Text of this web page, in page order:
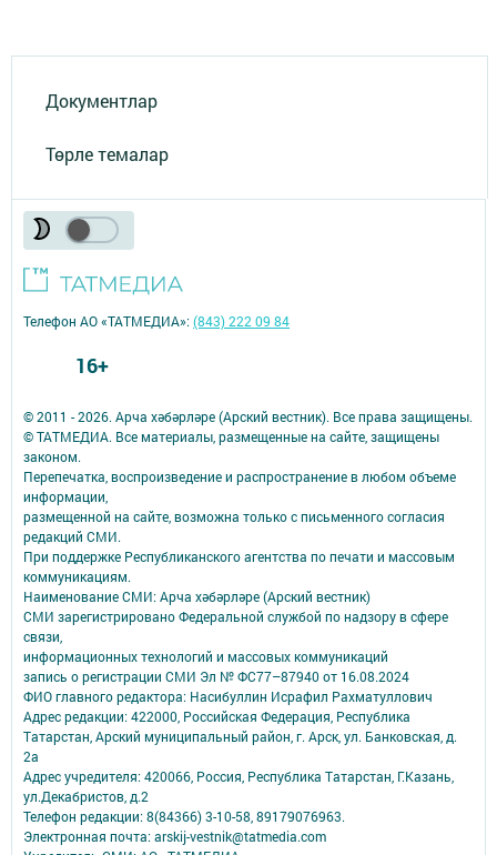
Документлар
Төрле темалар
© 2011 - 2026. Арча хәбәрләре (Арский вестник). Все права защищены.
© ТАТМЕДИА. Все материалы, размещенные на сайте, защищены
законом.
Перепечатка, воспроизведение и распространение в любом объеме
информации,
размещенной на сайте, возможна только с письменного согласия
редакций СМИ.
При поддержке Республиканского агентства по печати и массовым
коммуникациям.
Наименование СМИ: Арча хәбәрләре (Арский вестник)
СМИ зарегистрировано Федеральной службой по надзору в сфере
связи,
информационных технологий и массовых коммуникаций
запись о регистрации СМИ Эл № ФС77–87940 от 16.08.2024
ФИО главного редактора: Насибуллин Исрафил Рахматуллович
Адрес редакции: 422000, Российская Федерация, Республика
Татарстан, Арский муниципальный район, г. Арск, ул. Банковская, д.
2а
Адрес учредителя: 420066, Россия, Республика Татарстан, Г.Казань,
ул.Декабристов, д.2
Телефон редакции: 8(84366) 3-10-58, 89179076963.
Электронная почта: arskij-vestnik@tatmedia.com
Телефон АО «ТАТМЕДИА»:(843) 222 09 84
16+